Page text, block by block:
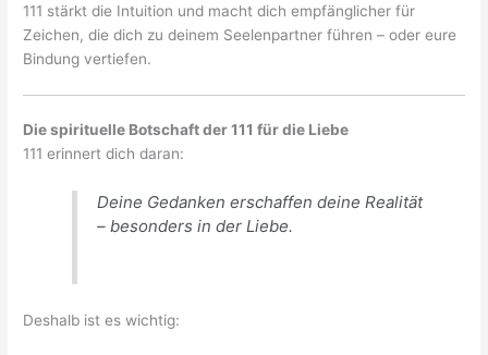
111 stärkt die Intuition und macht dich empfänglicher für
Zeichen, die dich zu deinem Seelenpartner führen – oder eure
Bindung vertiefen.
Die spirituelle Botschaft der 111 für die Liebe
111 erinnert dich daran:
Deine Gedanken erschaffen deine Realität
– besonders in der Liebe.
Deshalb ist es wichtig: